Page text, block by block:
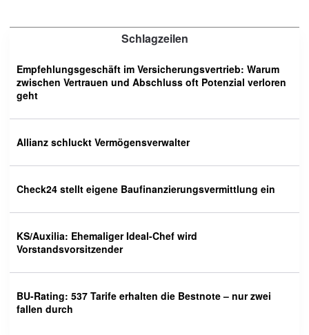
Schlagzeilen
Empfehlungsgeschäft im Versicherungsvertrieb: Warum
zwischen Vertrauen und Abschluss oft Potenzial verloren
geht
Allianz schluckt Vermögensverwalter
Check24 stellt eigene Baufinanzierungsvermittlung ein
KS/Auxilia: Ehemaliger Ideal-Chef wird
Vorstandsvorsitzender
BU-Rating: 537 Tarife erhalten die Bestnote – nur zwei
fallen durch